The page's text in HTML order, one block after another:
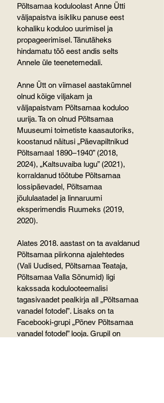
Põltsamaa koduloolast Anne Ütti
väljapaistva isikliku panuse eest
kohaliku koduloo uurimisel ja
propageerimisel. Tänutäheks
hindamatu töö eest andis selts
Annele üle teenetemedali.
Anne Ütt on viimasel aastakümnel
olnud kõige viljakam ja
väljapaistvam Põltsamaa koduloo
uurija. Ta on olnud Põltsamaa
Muuseumi toimetiste kaasautoriks,
koostanud näitusi „Päevapiltnikud
Põltsamaal 1890–1940” (2018,
2024), „Kaltsuvaiba lugu” (2021),
korraldanud töötube Põltsamaa
lossipäevadel, Põltsamaa
jõululaatadel ja linnaruumi
eksperimendis Ruumeks (2019,
2020).
Alates 2018. aastast on ta avaldanud
Põltsamaa piirkonna ajalehtedes
(Vali Uudised, Põltsamaa Teataja,
Põltsamaa Valla Sõnumid) ligi
kakssada kodulooteemalisi
tagasivaadet pealkirja all „Põltsamaa
vanadel fotodel”. Lisaks on ta
Facebooki-grupi „Põnev Põltsamaa
vanadel fotodel” looja. Grupil on